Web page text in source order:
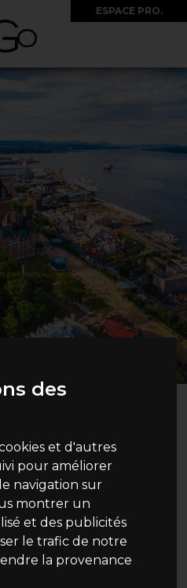
des
et d'autres
pour améliorer
navigation sur
montrer un
et des publicités
le trafic de notre
la provenance
ESPACE PRO.